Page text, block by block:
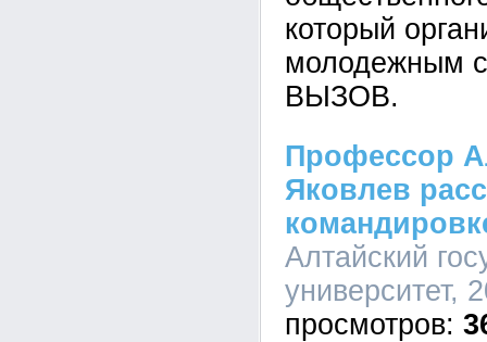
который
молодежным
ВЫЗОВ.
Профессор
Яковлев
Алтайский
университет,